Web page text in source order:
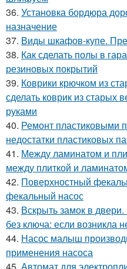
36. Установка бордюра
назначение
37. Виды шкафов-купе.
38. Как сделать полы в
резиновых покрытий
39. Коврики крючком из
сделать коврик из старых
руками
40. Ремонт пластиковыми
недостатки пластиковых
41. Между ламинатом и
между плиткой и
42. Поверхностный
фекальный насос
43. Вскрыть замок в
без ключа: если возникла
44. Насос малыш
применения насоса